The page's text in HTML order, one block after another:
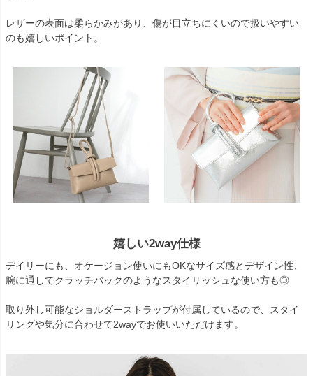
レザーの表面は柔らかみがあり、傷が目立ちにくいので扱いやすい
のも嬉しいポイント。
嬉しい2way仕様
デイリーにも、オケージョン使いにもOKなサイズ感とデザイン性、
腕に通してクラッチバックのようなスタイリッシュな使い方も◎
取り外し可能なショルダーストラップが付属しているので、スタイ
リングや気分に合わせて2wayでお使いいただけます。